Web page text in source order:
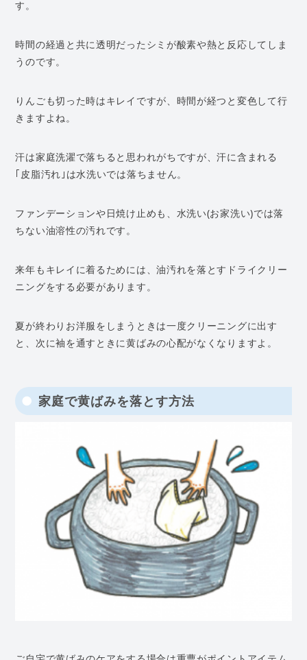
す。
時間の経過と共に透明だったシミが酸素や熱と反応してしま
うのです。
りんごも切った時はキレイですが、時間が経つと変色して行
きますよね。
汗は家庭洗濯で落ちると思われがちですが、汗に含まれる
｢皮脂汚れ｣は水洗いでは落ちません。
ファンデーションや日焼け止めも、水洗い(お家洗い)では落
ちない油溶性の汚れです。
来年もキレイに着るためには、油汚れを落とすドライクリー
ニングをする必要があります。
夏が終わりお洋服をしまうときは一度クリーニングに出す
と、次に袖を通すときに黄ばみの心配がなくなりますよ。
家庭で黄ばみを落とす方法